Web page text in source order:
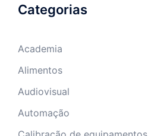
Categorias
Academia
Alimentos
Audiovisual
Automação